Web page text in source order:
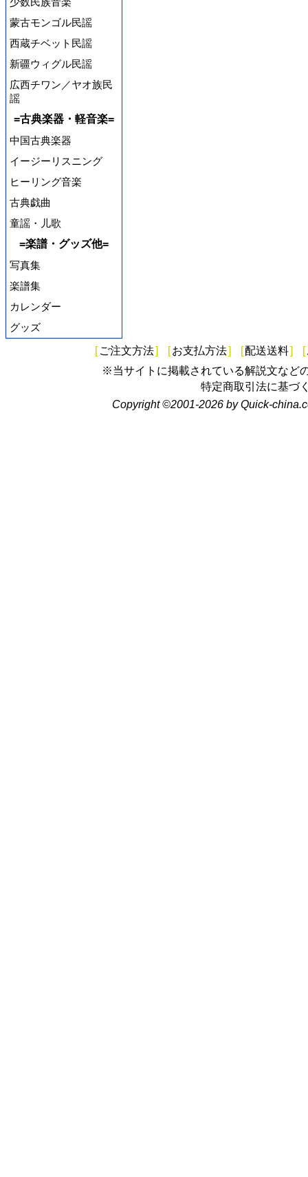
蒙古モンゴル民謡
西蔵チベット民謡
新疆ウィグル民謡
広西チワン／ヤオ族民
謡
=古典楽器・軽音楽=
中国古典楽器
イージーリスニング
ヒーリング音楽
古典戯曲
童謡・儿歌
=楽譜・グッズ他=
写真集
楽譜集
カレンダー
グッズ
[ ご注文方法] [お支払方法] [配送送料] [
※当サイトに掲載されている解説文など
特定商取引法に基づ
Copyright ©2001-2026 by Quick-